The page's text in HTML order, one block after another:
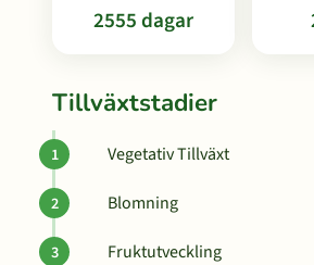
2555 dagar
Tillväxtstadier
Vegetativ Tillväxt
Blomning
Fruktutveckling